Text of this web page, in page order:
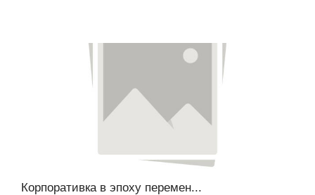
Корпоративка в эпоху перемен...